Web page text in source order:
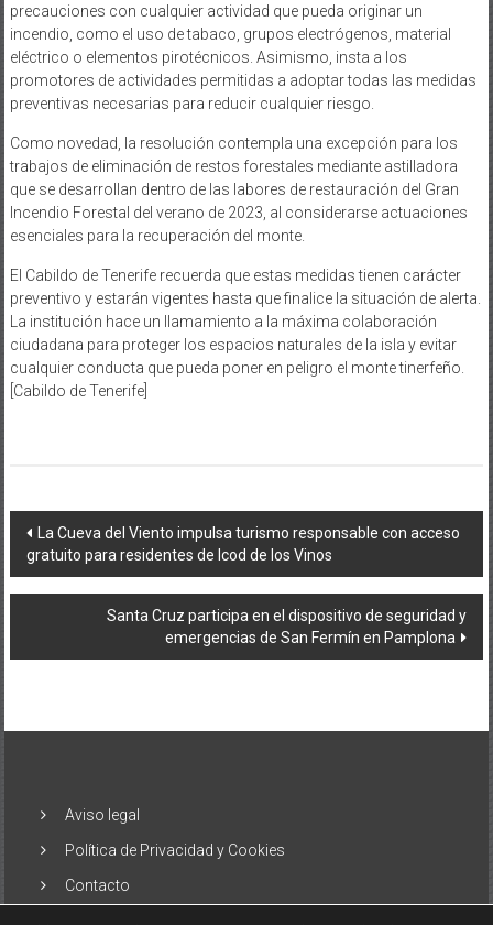
precauciones con cualquier actividad que pueda originar un
incendio, como el uso de tabaco, grupos electrógenos, material
eléctrico o elementos pirotécnicos. Asimismo, insta a los
promotores de actividades permitidas a adoptar todas las medidas
preventivas necesarias para reducir cualquier riesgo.
Como novedad, la resolución contempla una excepción para los
trabajos de eliminación de restos forestales mediante astilladora
que se desarrollan dentro de las labores de restauración del Gran
Incendio Forestal del verano de 2023, al considerarse actuaciones
esenciales para la recuperación del monte.
El Cabildo de Tenerife recuerda que estas medidas tienen carácter
preventivo y estarán vigentes hasta que finalice la situación de alerta.
La institución hace un llamamiento a la máxima colaboración
ciudadana para proteger los espacios naturales de la isla y evitar
cualquier conducta que pueda poner en peligro el monte tinerfeño.
[Cabildo de Tenerife]
Navegación
de
entradas
La Cueva del Viento impulsa turismo responsable con acceso
gratuito para residentes de Icod de los Vinos
Santa Cruz participa en el dispositivo de seguridad y
emergencias de San Fermín en Pamplona
Aviso legal
Política de Privacidad y Cookies
Contacto